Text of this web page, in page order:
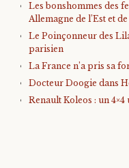
Les bonshommes des
Allemagne de l’Est et
Le Poinçonneur des
parisien
La France n’a pris sa
Docteur Doogie dans
Renault Koleos : un 4×4